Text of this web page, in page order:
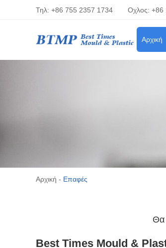
Τηλ: +86 755 2357 1734 Οχλος: +86
Αρχική
Αρχική - Επαφές
Θα
Best Times Mould &